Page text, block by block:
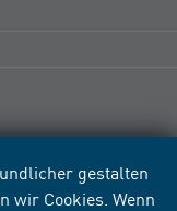
gestalten
wir Cookies. Wenn